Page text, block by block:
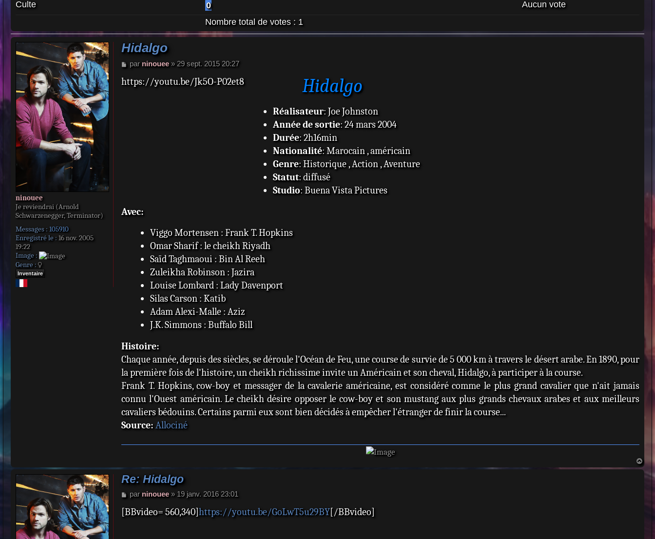
Culte
0
Aucun vote
Nombre total de votes : 1
ninouee
Je reviendrai (Arnold
Schwarzenegger, Terminator)
Messages : 105910
Enregistré le : 16 nov. 2005
19:22
Image :
Genre :
Inventaire
Hidalgo
M
s
par ninouee» 29 sept. 2015 20:27
https://youtu.be/Jk5O-P02et8 Hidalgo
Réalisateur: Joe Johnston
Année de sortie: 24 mars 2004
Durée: 2h16min
Nationalité: Marocain , américain
Genre: Historique , Action , Aventure
Statut: diffusé
Studio: Buena Vista Pictures
Avec:
Viggo Mortensen : Frank T. Hopkins
Omar Sharif : le cheikh Riyadh
Saïd Taghmaoui : Bin Al Reeh
Zuleikha Robinson : Jazira
Louise Lombard : Lady Davenport
Silas Carson : Katib
Adam Alexi-Malle : Aziz
J.K. Simmons : Buffalo Bill
Histoire:
Chaque année, depuis des siècles, se déroule l'Océan de Feu, une course de survie de 5 000 km à travers le désert arabe. En 1890, pour
la première fois de l'histoire, un cheikh richissime invite un Américain et son cheval, Hidalgo, à participer à la course.
Frank T. Hopkins, cow-boy et messager de la cavalerie américaine, est considéré comme le plus grand cavalier que n'ait jamais
connu l'Ouest américain. Le cheikh désire opposer le cow-boy et son mustang aux plus grands chevaux arabes et aux meilleurs
cavaliers bédouins. Certains parmi eux sont bien décidés à empêcher l'étranger de finir la course...
Source: Allociné
H
a
u
Re: Hidalgo
M
s
par ninouee» 19 janv. 2016 23:01
[BBvideo= 560,340]https://youtu.be/GoLwT5u29BY[/BBvideo]